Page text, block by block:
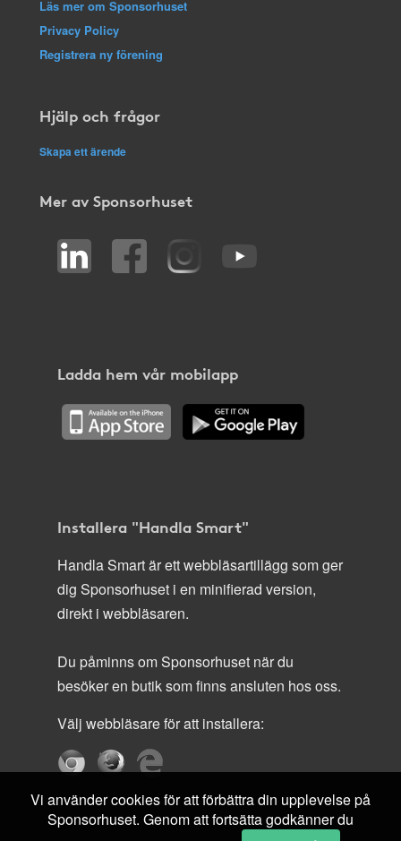
Läs mer om Sponsorhuset
Privacy Policy
Registrera ny förening
Hjälp och frågor
Skapa ett ärende
Mer av Sponsorhuset
Ladda hem vår mobilapp
Installera "Handla Smart"
Handla Smart är ett webbläsartillägg som ger
dig Sponsorhuset i en minifierad version,
direkt i webbläsaren.
Du påminns om Sponsorhuset när du
besöker en butik som finns ansluten hos oss.
Välj webbläsare för att installera:
Vi använder cookies för att förbättra din upplevelse på
Sponsorhuset. Genom att fortsätta godkänner du